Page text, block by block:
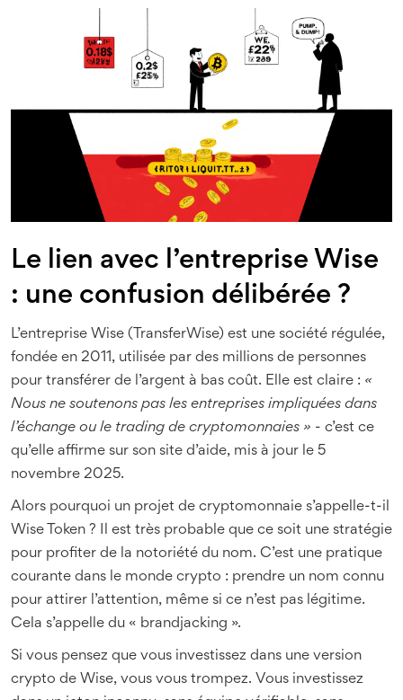
Le lien avec l’entreprise Wise
: une confusion délibérée ?
L’entreprise Wise (TransferWise) est une société régulée,
fondée en 2011, utilisée par des millions de personnes
pour transférer de l’argent à bas coût. Elle est claire : «
Nous ne soutenons pas les entreprises impliquées dans
l’échange ou le trading de cryptomonnaies » - c’est ce
qu’elle affirme sur son site d’aide, mis à jour le 5
novembre 2025.
Alors pourquoi un projet de cryptomonnaie s’appelle-t-il
Wise Token ? Il est très probable que ce soit une stratégie
pour profiter de la notoriété du nom. C’est une pratique
courante dans le monde crypto : prendre un nom connu
pour attirer l’attention, même si ce n’est pas légitime.
Cela s’appelle du « brandjacking ».
Si vous pensez que vous investissez dans une version
crypto de Wise, vous vous trompez. Vous investissez